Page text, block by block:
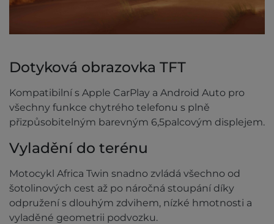
Dotyková obrazovka TFT
Kompatibilní s Apple CarPlay a Android Auto pro
všechny funkce chytrého telefonu s plně
přizpůsobitelným barevným 6,5palcovým displejem.
Vyladění do terénu
Motocykl Africa Twin snadno zvládá všechno od
šotolinových cest až po náročná stoupání díky
odpružení s dlouhým zdvihem, nízké hmotnosti a
vyladěné geometrii podvozku.